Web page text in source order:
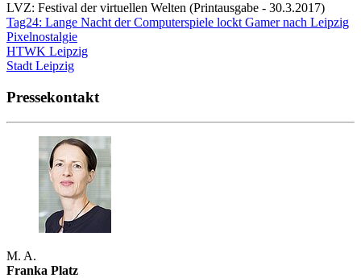
LVZ: Festival der virtuellen Welten (Printausgabe - 30.3.2017)
Tag24: Lange Nacht der Computerspiele lockt Gamer nach Leipzig
Pixelnostalgie
HTWK Leipzig
Stadt Leipzig
Pressekontakt
M. A.
Franka Platz